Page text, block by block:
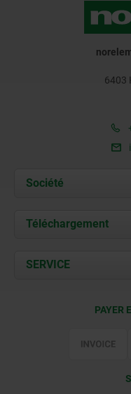
6403
Société
À propos de nous
Contact
Téléchargement
Documents
SERVICE
PAYER